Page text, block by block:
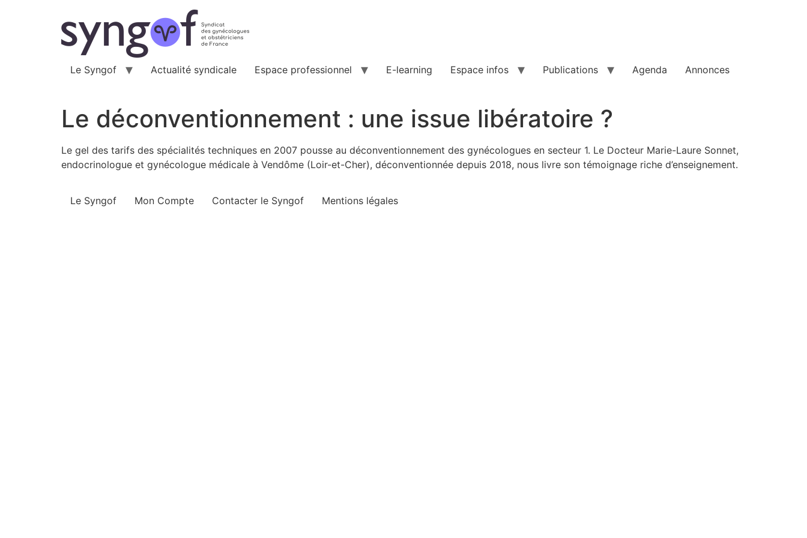
Le Syngof Actualité syndicale Espace professionnel E-learning Espace infos Publications Agenda Annonces
Le déconventionnement : une issue libératoire ?
Le gel des tarifs des spécialités techniques en 2007 pousse au déconventionnement des gynécologues en secteur 1. Le Docteur Marie-Laure Sonnet,
endocrinologue et gynécologue médicale à Vendôme (Loir-et-Cher), déconventionnée depuis 2018, nous livre son témoignage riche d’enseignement.
Le Syngof Mon Compte Contacter le Syngof Mentions légales